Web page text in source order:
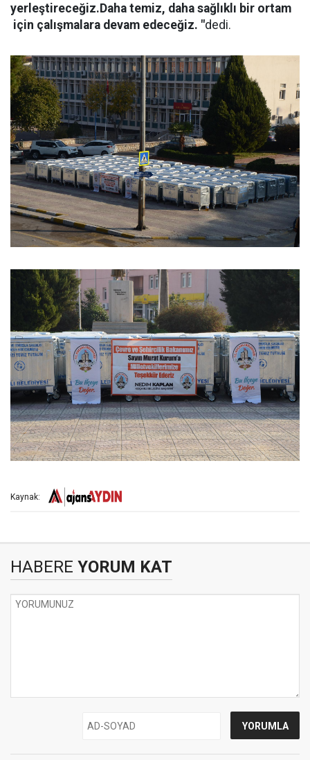
yerleştireceğiz.Daha temiz, daha sağlıklı bir ortam
için çalışmalara devam edeceğiz. "dedi.
Kaynak:
HABERE YORUM KAT